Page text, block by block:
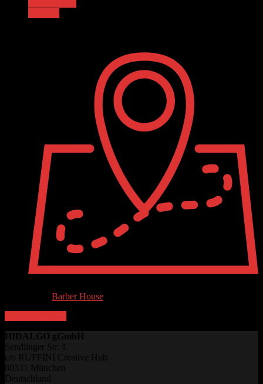
Barber House
HIDALGO gGmbH
Sendlinger Str. 1
c/o RUFFINI Creative Hub
80331 München
Deutschland